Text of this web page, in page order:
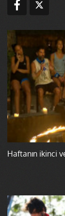
Haftanın ikinci